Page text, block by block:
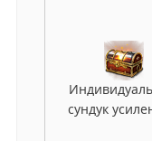
сундук